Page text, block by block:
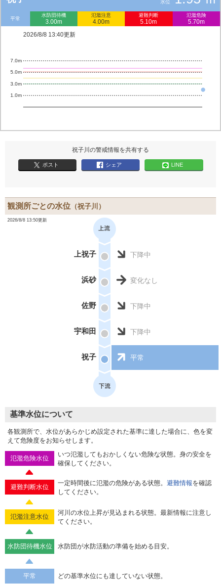
水位
平常
水防団待機
3.00m
氾濫注意
4.00m
避難判断
5.10m
氾濫危険
5.70m
2026/8/8 13:40更新
1.0m
3.0m
5.0m
7.0m
祝子川の警戒情報を共有する
ポスト シェア LINE
観測所ごとの水位 （祝子川）
2026/8/8 13:50更新
上祝子 下降中
浜砂 変化なし
佐野 下降中
宇和田 下降中
祝子 平常
基準水位について
各観測所で、水位があらかじめ設定された基準に達した場合に、色を変
えて危険度をお知らせします。
氾濫危険水位
いつ氾濫してもおかしくない危険な状態。身の安全を
確保してください。
避難判断水位
一定時間後に氾濫の危険がある状態。 避難情報を確認
してください。
氾濫注意水位
河川の水位上昇が見込まれる状態。最新情報に注意し
てください。
水防団待機水位 水防団が水防活動の準備を始める目安。
平常 どの基準水位にも達していない状態。